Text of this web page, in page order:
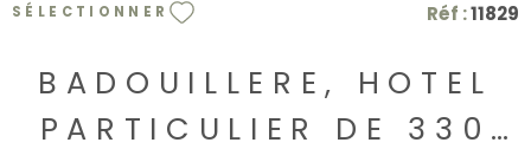
SÉLECTIONNER Réf :11829
BADOUILLERE, HOTEL
PARTICULIER DE 330